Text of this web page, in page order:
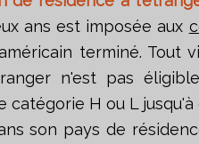
ans est imposée aux
terminé. Tout
n'est pas
H ou L
son pays de